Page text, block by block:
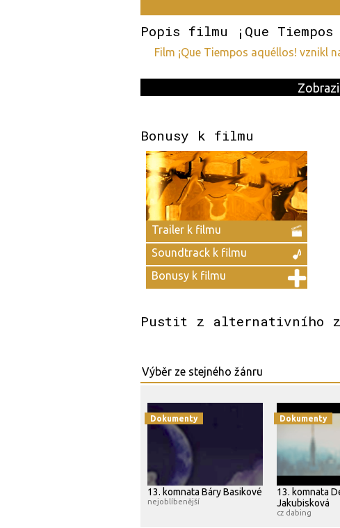
Popis filmu ¡Que
film ¡Que Tiempos aquéllos! vznikl
Bonusy k filmu
Trailer k filmu
Soundtrack k filmu
Bonusy k filmu
Pustit z alternativního
Dokumenty
13. komnata Báry Basikové
nejoblíbenější
Dokumenty
13. komnata
Jakubisková
cz dabing